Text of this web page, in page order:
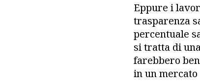
Eppure i
trasparenza
percentuale
si tratta di
farebbero
in un